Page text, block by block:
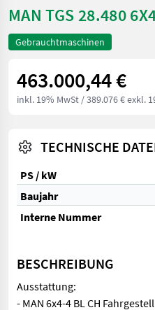
MAN TGS 28.480
Gebrauchtmaschinen
463.000,44 €
inkl. 19% MwSt / 389.076 € exkl.
TECHNISCHE
PS / kW
Baujahr
Interne Nummer
BESCHREIBUNG
Ausstattung:
- MAN 6x4-4 BL CH